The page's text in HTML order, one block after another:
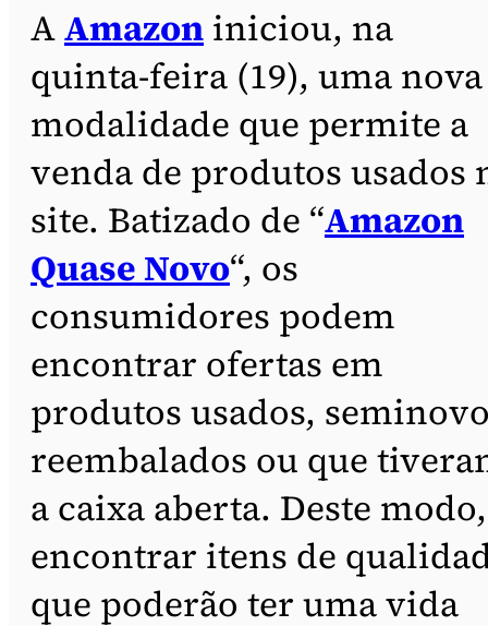
AAmazon iniciou, na
quinta-feira (19), uma nova
modalidade que permite a
venda de produtos usados
site. Batizado de “Amazon
Quase Novo“, os
consumidores podem
encontrar ofertas em
produtos usados,
reembalados ou que
a caixa aberta. Deste modo,
encontrar itens de
que poderão ter uma vida